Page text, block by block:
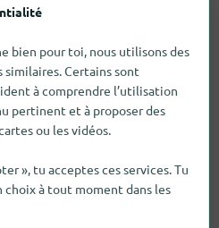
bien pour toi, nous utilisons des
Certains sont
à comprendre l’utilisation
pertinent et à proposer des
ou les vidéos.
», tu acceptes ces services. Tu
à tout moment dans les